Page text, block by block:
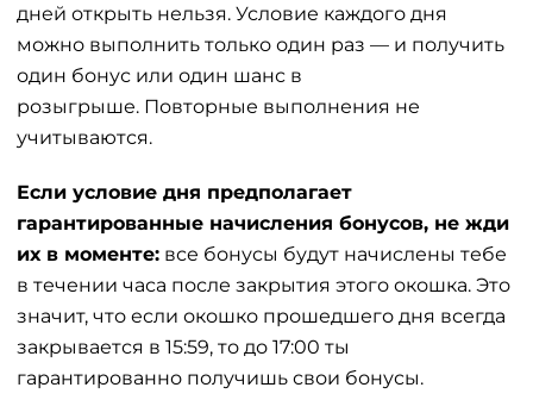
дней открыть нельзя. Условие каждого дня
можно выполнить только один раз — и получить
один бонус или один шанс в
розыгрыше. Повторные выполнения не
учитываются.
Если условие дня предполагает
гарантированные начисления бонусов, не жди
их в моменте: все бонусы будут начислены тебе
в течении часа после закрытия этого окошка. Это
значит, что если окошко прошедшего дня всегда
закрывается в 15:59, то до 17:00 ты
гарантированно получишь свои бонусы.